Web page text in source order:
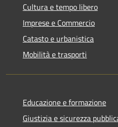
Cultura e tempo libero
Imprese e Commercio
Catasto e urbanistica
Mobilità e trasporti
Educazione e formazione
Giustizia e sicurezza